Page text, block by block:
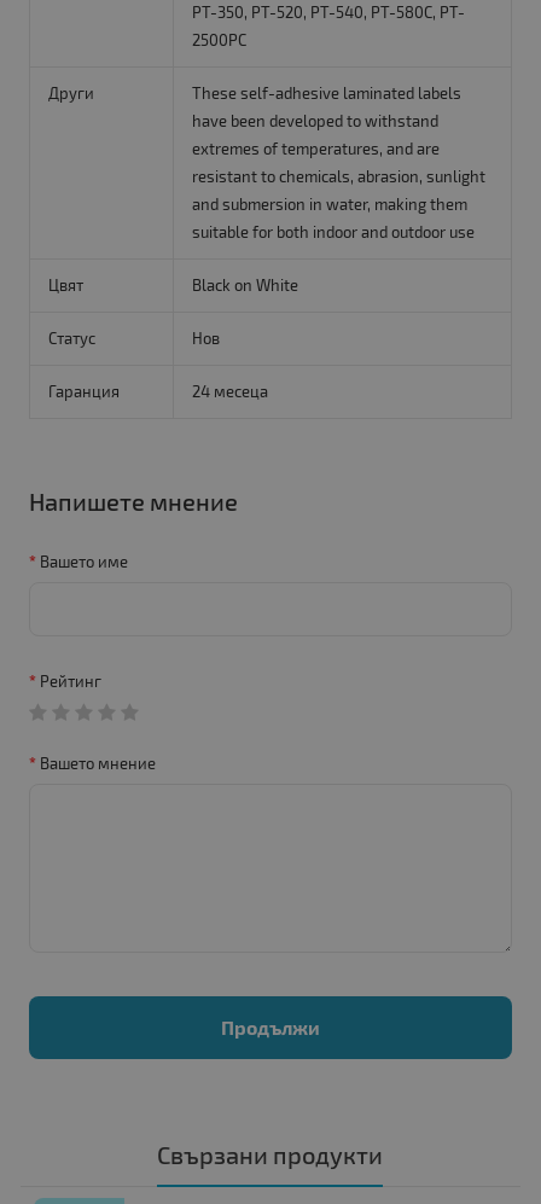
PT-350, PT-520, PT-540, PT-580C, PT-
2500PC
Други
These self-adhesive laminated labels
have been developed to withstand
extremes of temperatures, and are
resistant to chemicals, abrasion, sunlight
and submersion in water, making them
suitable for both indoor and outdoor use
Цвят Black on White
Статус Нов
Гаранция 24 месеца
Напишете мнение
Вашето име
Рейтинг
Вашето мнение
Продължи
Свързани продукти